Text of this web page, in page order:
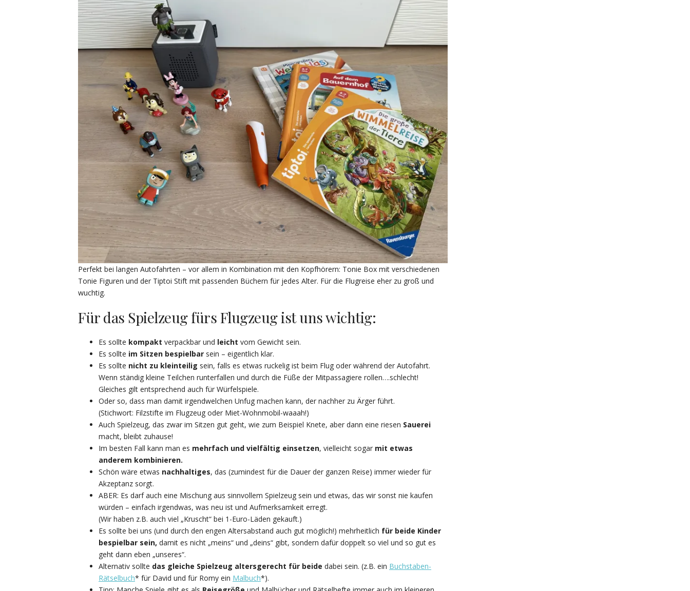
Perfekt bei langen Autofahrten – vor allem in Kombination mit den Kopfhörern: Tonie Box mit verschiedenen
Tonie Figuren und der Tiptoi Stift mit passenden Büchern für jedes Alter. Für die Flugreise eher zu groß und
wuchtig.
Für das Spielzeug fürs Flugzeug ist uns wichtig:
Es sollte kompakt verpackbar und leicht vom Gewicht sein.
Es sollte im Sitzen bespielbar sein – eigentlich klar.
Es sollte nicht zu kleinteilig sein, falls es etwas ruckelig ist beim Flug oder während der Autofahrt.
Wenn ständig kleine Teilchen runterfallen und durch die Füße der Mitpassagiere rollen….schlecht!
Gleiches gilt entsprechend auch für Würfelspiele.
Oder so, dass man damit irgendwelchen Unfug machen kann, der nachher zu Ärger führt.
(Stichwort: Filzstifte im Flugzeug oder Miet-Wohnmobil-waaah!)
Auch Spielzeug, das zwar im Sitzen gut geht, wie zum Beispiel Knete, aber dann eine riesen Sauerei
macht, bleibt zuhause!
Im besten Fall kann man es mehrfach und vielfältig einsetzen, vielleicht sogar mit etwas
anderem kombinieren.
Schön wäre etwas nachhaltiges, das (zumindest für die Dauer der ganzen Reise) immer wieder für
Akzeptanz sorgt.
ABER: Es darf auch eine Mischung aus sinnvollem Spielzeug sein und etwas, das wir sonst nie kaufen
würden – einfach irgendwas, was neu ist und Aufmerksamkeit erregt.
(Wir haben z.B. auch viel „Kruscht“ bei 1-Euro-Läden gekauft.)
Es sollte bei uns (und durch den engen Altersabstand auch gut möglich!) mehrheitlich für beide Kinder
bespielbar sein, damit es nicht „meins“ und „deins“ gibt, sondern dafür doppelt so viel und so gut es
geht dann eben „unseres“.
Alternativ sollte das gleiche Spielzeug altersgerecht für beide dabei sein. (z.B. ein Buchstaben-
Rätselbuch* für David und für Romy ein Malbuch*).